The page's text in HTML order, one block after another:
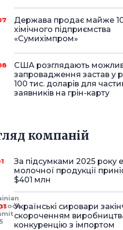
Держава продає майже
хімічного підприємства
«Сумихімпром»
США розглядають
запровадження застав у
100 тис. доларів для
заявників на грін-карту
компаній
За підсумками 2025 року
молочної продукції
$401 млн
Українські сировари
скороченням
конкуренцію з імпортом